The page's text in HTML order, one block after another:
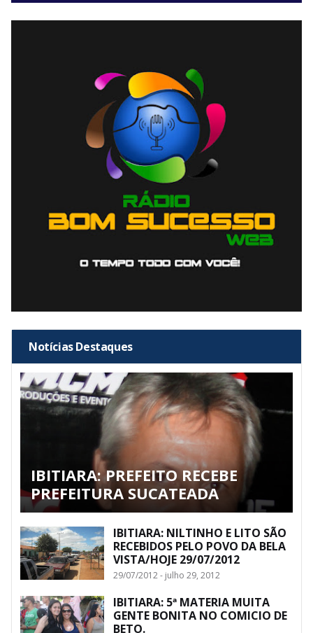
Notícias Destaques
IBITIARA: PREFEITO RECEBE
PREFEITURA SUCATEADA
IBITIARA: NILTINHO E LITO SÃO
RECEBIDOS PELO POVO DA BELA
VISTA/HOJE 29/07/2012
29/07/2012 - julho 29, 2012
IBITIARA: 5ª MATERIA MUITA
GENTE BONITA NO COMICIO DE
BETO.